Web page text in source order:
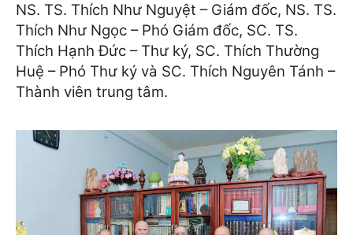
NS. TS. Thích Như Nguyệt – Giám đốc, NS. TS.
Thích Như Ngọc – Phó Giám đốc, SC. TS.
Thích Hạnh Đức – Thư ký, SC. Thích Thường
Huệ – Phó Thư ký và SC. Thích Nguyên Tánh –
Thành viên trung tâm.